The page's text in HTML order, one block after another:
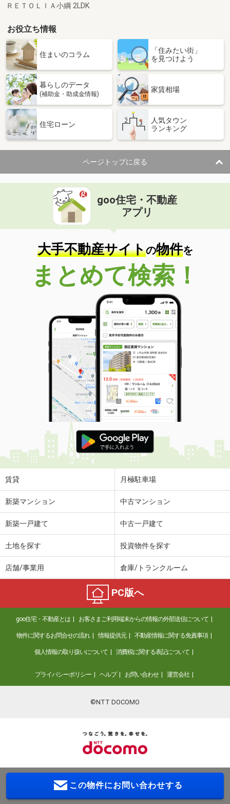
ＲＥＴＯＬＩＡ小綱 2LDK
お役立ち情報
住まいのコラム
「住みたい街」
を見つけよう
暮らしのデータ
(補助金・助成金情報)
家賃相場
住宅ローン
人気タウン
ランキング
ページトップに戻る
goo住宅・不動産
アプリ
大手不動産サイトの物件を
まとめて検索！
賃貸 月極駐車場
新築マンション 中古マンション
新築一戸建て 中古一戸建て
土地を探す 投資物件を探す
店舗/事業用 倉庫/トランクルーム
PC版へ
goo住宅・不動産とは お客さまご利用端末からの情報の外部送信について
物件に関するお問合せの流れ 情報提供元 不動産情報に関する免責事項
個人情報の取り扱いについて 消費税に関する表記について
プライバシーポリシー ヘルプ お問い合わせ 運営会社
©NTT DOCOMO
この物件にお問い合わせする